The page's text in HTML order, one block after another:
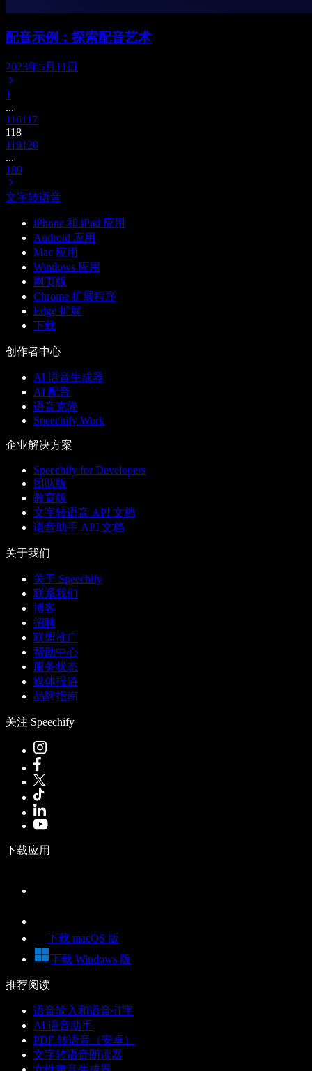
配音示例：探索配音艺术
2023年5月11日
1
...
116117
118
119120
...
189
文字转语音
iPhone 和 iPad 应用
Android 应用
Mac 应用
Windows 应用
网页版
Chrome 扩展程序
Edge 扩展
下载
创作者中心
AI 语音生成器
AI 配音
语音克隆
Speechify Work
企业解决方案
Speechify for Developers
团队版
教育版
文字转语音 API 文档
语音助手 API 文档
关于我们
关于 Speechify
联系我们
博客
招聘
联盟推广
帮助中心
服务状态
媒体报道
品牌指南
关注 Speechify
下载应用
下载 macOS 版
下载 Windows 版
推荐阅读
语音输入和语音打字
AI 语音助手
PDF 转语音（安卓）
文字转语音朗读器